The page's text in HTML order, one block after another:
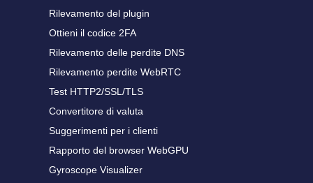
Rilevamento del plugin
Ottieni il codice 2FA
Rilevamento delle perdite DNS
Rilevamento perdite WebRTC
Test HTTP2/SSL/TLS
Convertitore di valuta
Suggerimenti per i clienti
Rapporto del browser WebGPU
Gyroscope Visualizer